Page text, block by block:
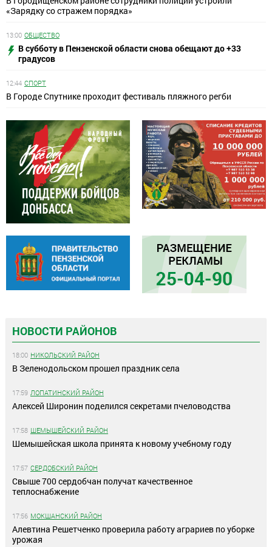
«Зарядку со стражем порядка»
13:00 ОБЩЕСТВО
В субботу в Пензенской области снова обещают до +33
градусов
12:44 СПОРТ
В Городе Спутнике проходит фестиваль пляжного регби
НОВОСТИ РАЙОНОВ
18:00 НИКОЛЬСКИЙ РАЙОН
В Зеленодольском прошел праздник села
17:59 ЛОПАТИНСКИЙ РАЙОН
Алексей Широнин поделился секретами пчеловодства
17:58 ШЕМЫШЕЙСКИЙ РАЙОН
Шемышейская школа принята к новому учебному году
17:57 СЕРДОБСКИЙ РАЙОН
Свыше 700 сердобчан получат качественное
теплоснабжение
17:56 МОКШАНСКИЙ РАЙОН
Алевтина Решетченко проверила работу аграриев по уборке
урожая